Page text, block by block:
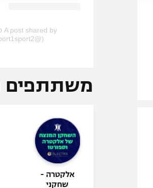
(@sport1sport2)
משתתפים
אלקטרה -
שחקני